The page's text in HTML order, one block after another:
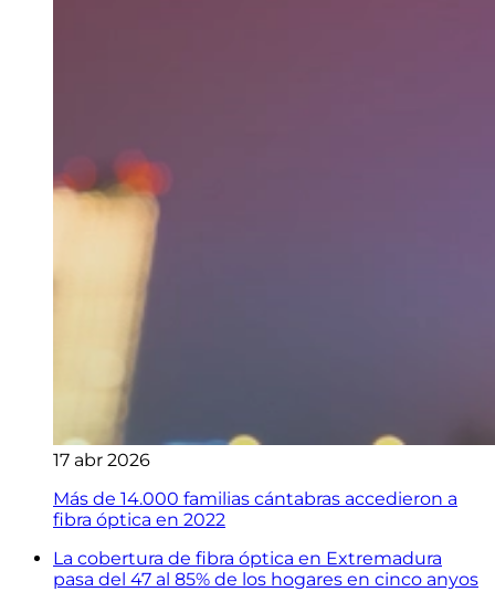
17 abr 2026
Más de 14.000 familias cántabras accedieron a
fibra óptica en 2022
La cobertura de fibra óptica en Extremadura
pasa del 47 al 85% de los hogares en cinco anyos